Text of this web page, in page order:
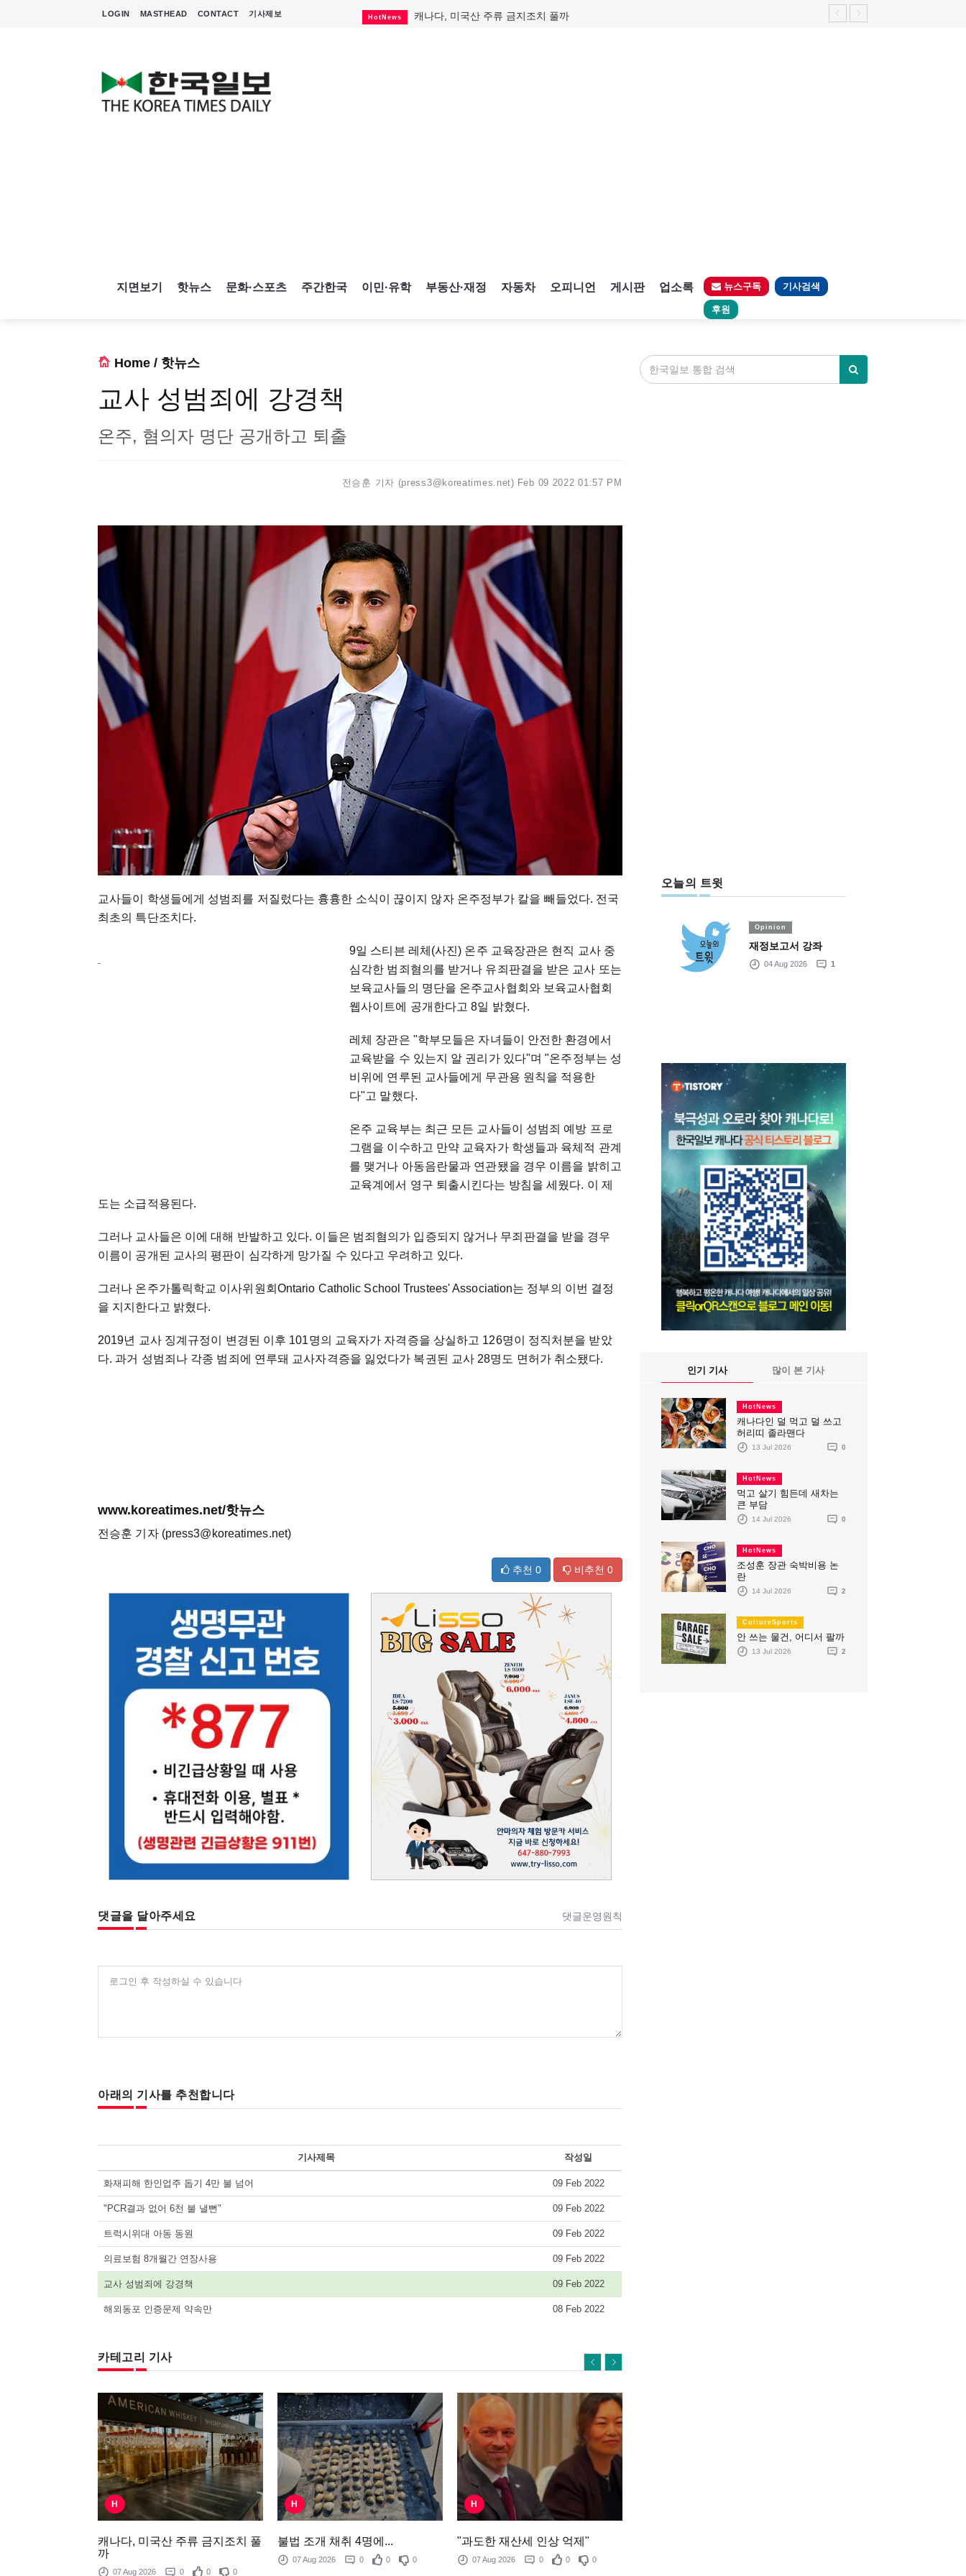
LOGIN MASTHEAD CONTACT 기사제보 HotNews 캐나다, 미국산 주류 금지조치 풀까
지면보기 핫뉴스 문화·스포츠 주간한국 이민·유학 부동산·재정 자동차 오피니언 게시판 업소록 뉴스구독 기사검색
후원
Home / 핫뉴스
교사 성범죄에 강경책
온주, 혐의자 명단 공개하고 퇴출
전승훈 기자 (press3@koreatimes.net) Feb 09 2022 01:57 PM
교사들이 학생들에게 성범죄를 저질렀다는 흉흉한 소식이 끊이지 않자 온주정부가 칼을 빼들었다. 전국
최초의 특단조치다.
9일 스티븐 레체(사진) 온주 교육장관은 현직 교사 중
심각한 범죄혐의를 받거나 유죄판결을 받은 교사 또는
보육교사들의 명단을 온주교사협회와 보육교사협회
웹사이트에 공개한다고 8일 밝혔다.
레체 장관은 "학부모들은 자녀들이 안전한 환경에서
교육받을 수 있는지 알 권리가 있다"며 "온주정부는 성
비위에 연루된 교사들에게 무관용 원칙을 적용한
다"고 말했다.
온주 교육부는 최근 모든 교사들이 성범죄 예방 프로
그램을 이수하고 만약 교육자가 학생들과 육체적 관계
를 맺거나 아동음란물과 연관됐을 경우 이름을 밝히고
교육계에서 영구 퇴출시킨다는 방침을 세웠다. 이 제
도는 소급적용된다.
그러나 교사들은 이에 대해 반발하고 있다. 이들은 범죄혐의가 입증되지 않거나 무죄판결을 받을 경우
이름이 공개된 교사의 평판이 심각하게 망가질 수 있다고 우려하고 있다.
그러나 온주가톨릭학교 이사위원회Ontario Catholic School Trustees' Association는 정부의 이번 결정
을 지지한다고 밝혔다.
2019년 교사 징계규정이 변경된 이후 101명의 교육자가 자격증을 상실하고 126명이 정직처분을 받았
다. 과거 성범죄나 각종 범죄에 연루돼 교사자격증을 잃었다가 복권된 교사 28명도 면허가 취소됐다.
www.koreatimes.net/핫뉴스
전승훈 기자 (press3@koreatimes.net)
추천 0 비추천 0
댓글을 달아주세요 댓글운영원칙
로그인 후 작성하실 수 있습니다
아래의 기사를 추천합니다
기사제목 작성일
화재피해 한인업주 돕기 4만 불 넘어 09 Feb 2022
"PCR결과 없어 6천 불 낼뻔" 09 Feb 2022
트럭시위대 아동 동원 09 Feb 2022
의료보험 8개월간 연장사용 09 Feb 2022
교사 성범죄에 강경책 09 Feb 2022
해외동포 인증문제 약속만 08 Feb 2022
카테고리 기사
H
캐나다, 미국산 주류 금지조치 풀
까
07 Aug 2026 0 0 0
H
불법 조개 채취 4명에...
07 Aug 2026 0 0 0
H
"과도한 재산세 인상 억제"
07 Aug 2026 0 0 0
오늘의 트윗
Opinion
재정보고서 강좌
04 Aug 2026 1
인기 기사 많이 본 기사
HotNews
캐나다인 덜 먹고 덜 쓰고
허리띠 졸라맨다
13 Jul 2026 0
HotNews
먹고 살기 힘든데 새차는
큰 부담
14 Jul 2026 0
HotNews
조성훈 장관 숙박비용 논
란
14 Jul 2026 2
CultureSports
안 쓰는 물건, 어디서 팔까
13 Jul 2026 2